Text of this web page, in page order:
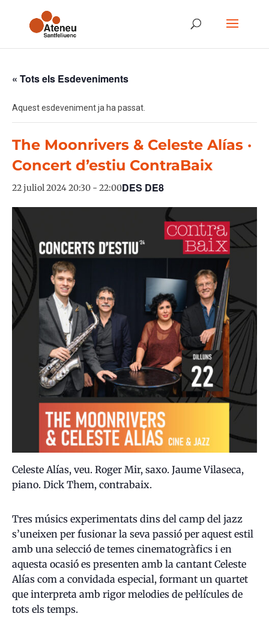
« Tots els Esdeveniments
Aquest esdeveniment ja ha passat.
The Moonrivers & Celeste Alías ·
Concert d’estiu ContraBaix
22 juliol 2024 20:30 - 22:00DES DE8
Celeste Alías, veu. Roger Mir, saxo. Jaume Vilaseca,
piano. Dick Them, contrabaix.
Tres músics experimentats dins del camp del jazz
s’uneixen per fusionar la seva passió per aquest estil
amb una selecció de temes cinematogràfics i en
aquesta ocasió es presenten amb la cantant Celeste
Alías com a convidada especial, formant un quartet
que interpreta amb rigor melodies de pel·lícules de
tots els temps.